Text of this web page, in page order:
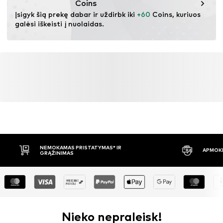
Nebalinti
Lengvos priežiūros skalbimas 30 °C temperatūroje
Coins
Įsigyk šią prekę dabar ir uždirbk iki +60 Coins, kuriuos
galėsi iškeisti į nuolaidas.
NEMOKAMAS PRISTATYMAS* IR
GRĄŽINIMAS
Nieko nepraleisk!